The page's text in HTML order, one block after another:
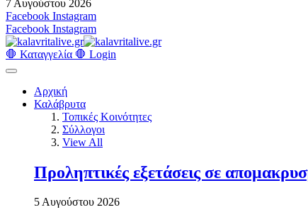
7 Αυγούστου 2026
Facebook Instagram
Facebook Instagram
🛑 Καταγγελία 🛑 Login
Αρχική
Καλάβρυτα
Τοπικές Κοινότητες
Σύλλογοι
View All
Προληπτικές εξετάσεις σε
5 Αυγούστου 2026